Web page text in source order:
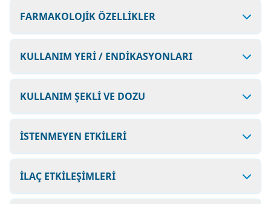
FARMAKOLOJİK ÖZELLİKLER
KULLANIM YERİ / ENDİKASYONLARI
KULLANIM ŞEKLİ VE DOZU
İSTENMEYEN ETKİLERİ
İLAÇ ETKİLEŞİMLERİ